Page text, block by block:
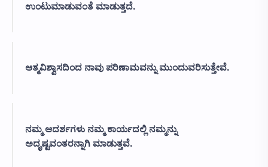
ಉಂಟುಮಾಡುವಂತೆ ಮಾಡುತ್ತದೆ.
ಆತ್ಮವಿಶ್ವಾಸದಿಂದ ನಾವು ಪರಿಣಾಮವನ್ನು ಮುಂದುವರಿಸುತ್ತೇವೆ.
ನಮ್ಮ ಆದರ್ಶಗಳು ನಮ್ಮ ಕಾರ್ಯದಲ್ಲಿ ನಮ್ಮನ್ನು
ಅದೃಷ್ಟವಂತರನ್ನಾಗಿ ಮಾಡುತ್ತವೆ.